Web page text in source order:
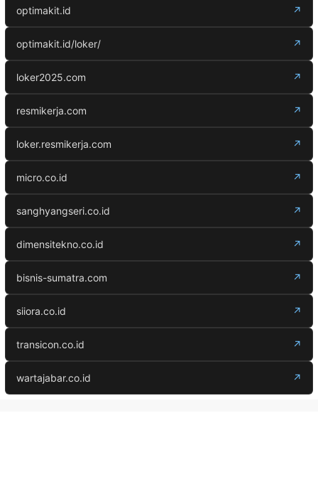
optimakit.id ↗
optimakit.id/loker/ ↗
loker2025.com ↗
resmikerja.com ↗
loker.resmikerja.com ↗
micro.co.id ↗
sanghyangseri.co.id ↗
dimensitekno.co.id ↗
bisnis-sumatra.com ↗
siiora.co.id ↗
transicon.co.id ↗
wartajabar.co.id ↗